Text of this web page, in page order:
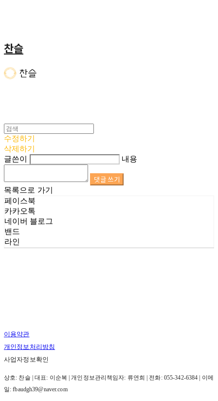
찬슬
수정하기
삭제하기
글쓴이
내용
댓글 쓰기
목록으로 가기
페이스북
카카오톡
네이버 블로그
밴드
라인
이용약관
개인정보처리방침
사업자정보확인
상호: 찬슬 | 대표: 이순복 | 개인정보관리책임자: 류연희 | 전화: 055-342-6384 | 이메
일: fbaudgh39@naver.com